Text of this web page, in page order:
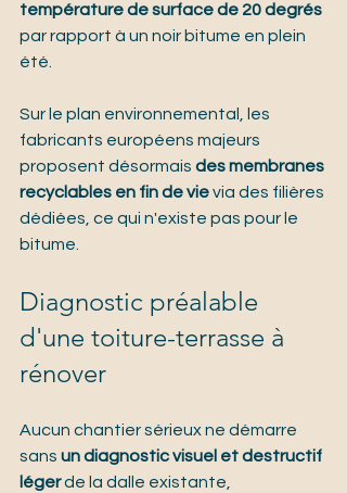
température de surface de 20 degrés
par rapport à un noir bitume en plein
été.
Sur le plan environnemental, les
fabricants européens majeurs
proposent désormais des membranes
recyclables en fin de vie via des filières
dédiées, ce qui n'existe pas pour le
bitume.
Diagnostic préalable
d'une toiture-terrasse à
rénover
Aucun chantier sérieux ne démarre
sans un diagnostic visuel et destructif
léger de la dalle existante,